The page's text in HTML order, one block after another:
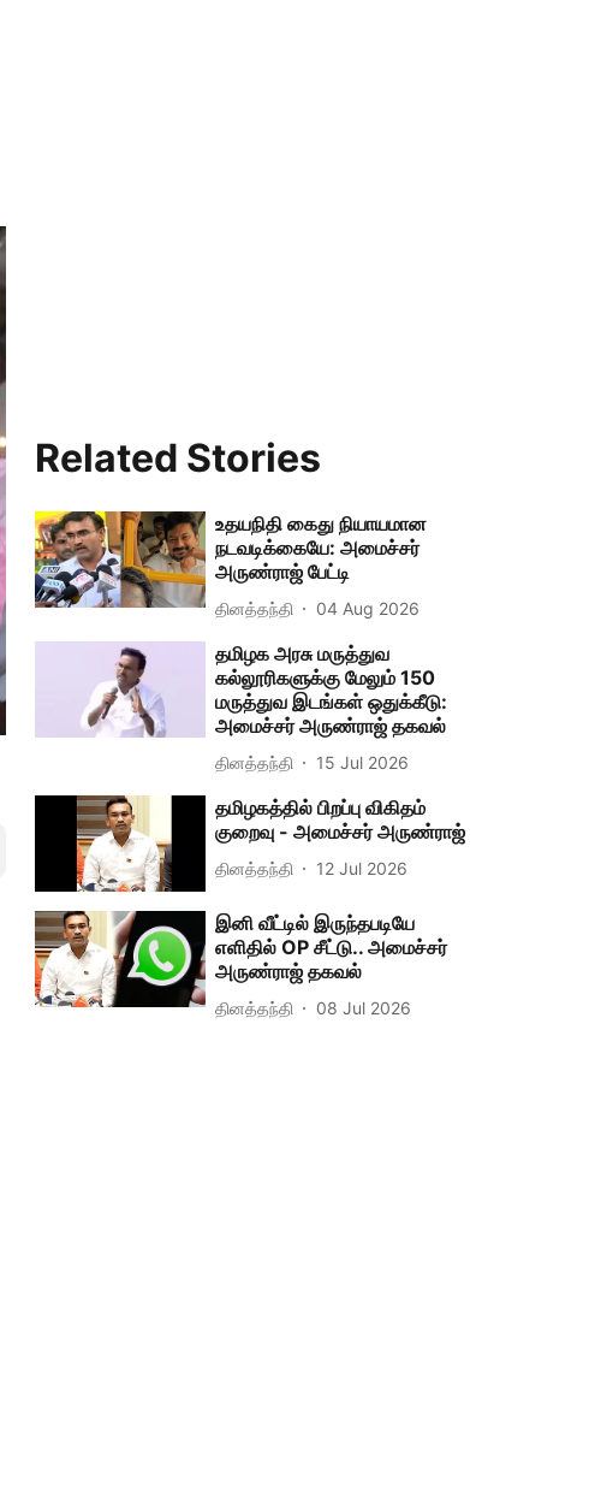
Related Stories
உதயநிதி கைது நியாயமான
நடவடிக்கையே: அமைச்சர்
அருண்ராஜ் பேட்டி
தினத்தந்தி 04 Aug 2026
தமிழக அரசு மருத்துவ
கல்லூரிகளுக்கு மேலும் 150
மருத்துவ இடங்கள் ஒதுக்கீடு:
அமைச்சர் அருண்ராஜ் தகவல்
தினத்தந்தி 15 Jul 2026
தமிழகத்தில் பிறப்பு விகிதம்
குறைவு - அமைச்சர் அருண்ராஜ்
தினத்தந்தி 12 Jul 2026
இனி வீட்டில் இருந்தபடியே
எளிதில் OP சீட்டு.. அமைச்சர்
அருண்ராஜ் தகவல்
தினத்தந்தி 08 Jul 2026